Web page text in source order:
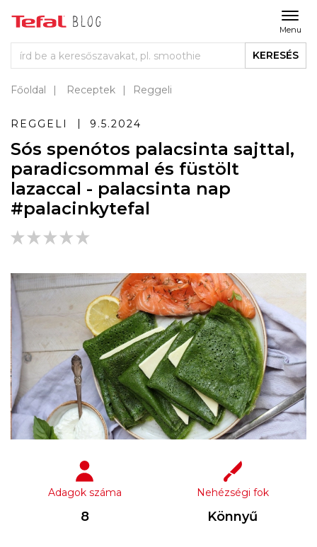
Menu
KERESÉS
Főoldal Receptek Reggeli
REGGELI 9.5.2024
Sós spenótos palacsinta sajttal,
paradicsommal és füstölt
lazaccal - palacsinta nap
#palacinkytefal
Adagok száma
8
Nehézségi fok
Könnyű